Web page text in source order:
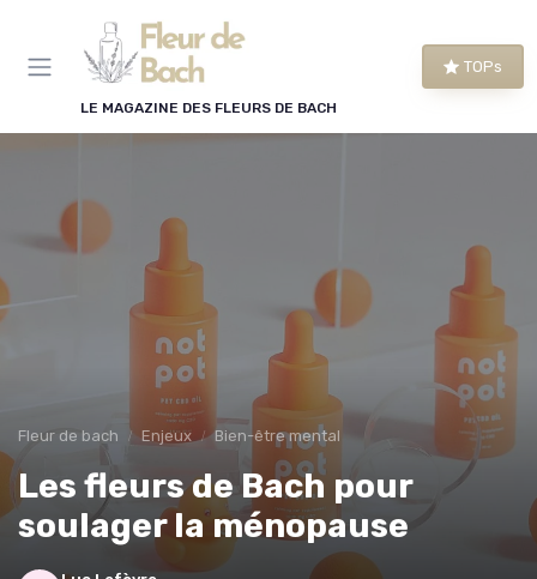
LE MAGAZINE DES FLEURS DE BACH
TOPs
Fleur de bach Enjeux Bien-être mental
Les fleurs de Bach pour
soulager la ménopause